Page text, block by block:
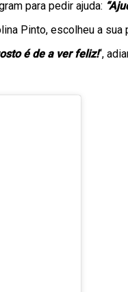
para pedir ajuda:
Pinto, escolheu a sua
é de a ver feliz!“,